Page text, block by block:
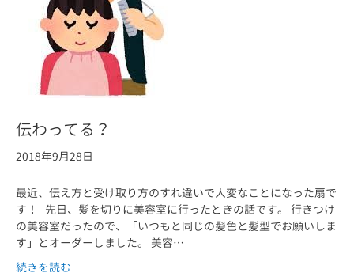
伝わってる？
2018年9月28日
最近、伝え方と受け取り方のすれ違いで大変なことになった扇で
す！ 先日、髪を切りに美容室に行ったときの話です。 行きつけ
の美容室だったので、「いつもと同じの髪色と髪型でお願いしま
す」とオーダーしました。 美容…
続きを読む